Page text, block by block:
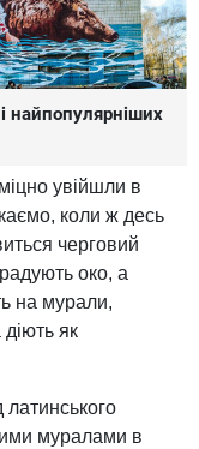
найпопулярніших
увійшли в
коли ж десь
черговий
око, а
на мурали,
як
латинського
муралами в